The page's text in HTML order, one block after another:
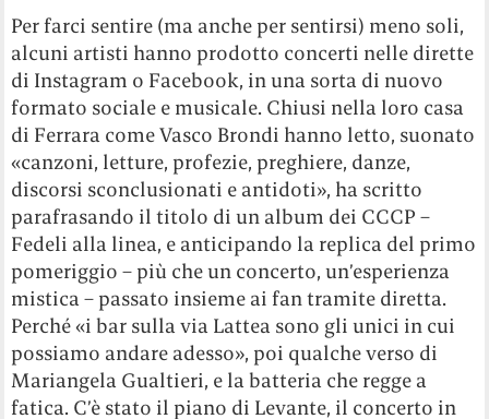
Per farci sentire (ma anche per sentirsi) meno soli,
alcuni artisti hanno prodotto concerti nelle dirette
di Instagram o Facebook, in una sorta di nuovo
formato sociale e musicale. Chiusi nella loro casa
di Ferrara come Vasco Brondi hanno letto, suonato
«canzoni, letture, profezie, preghiere, danze,
discorsi sconclusionati e antidoti», ha scritto
parafrasando il titolo di un album dei CCCP –
Fedeli alla linea, e anticipando la replica del primo
pomeriggio – più che un concerto, un’esperienza
mistica – passato insieme ai fan tramite diretta.
Perché «i bar sulla via Lattea sono gli unici in cui
possiamo andare adesso», poi qualche verso di
Mariangela Gualtieri, e la batteria che regge a
fatica. C’è stato il piano di Levante, il concerto in